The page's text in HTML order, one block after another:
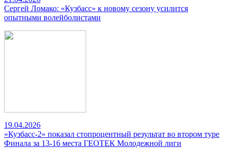
Сергей Ломако: «Кузбасс» к новому сезону усилится
опытными волейболистами
19.04.2026
«Кузбасс-2» показал стопроцентный результат во втором туре
Финала за 13-16 места ГЕОТЕК Молодежной лиги